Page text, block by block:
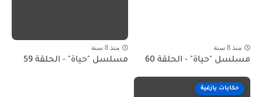
منذ 8 سنة
مسلسل "حياة" - الحلقة 60
منذ 8 سنة
مسلسل "حياة" - الحلقة 59
حكايات يازغية